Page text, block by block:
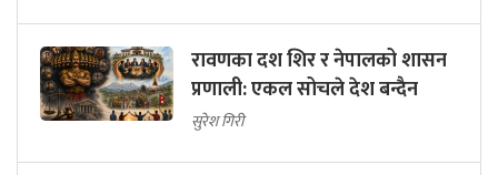
रावणका दश शिर र नेपालको शासन
प्रणाली: एकल सोचले देश बन्दैन
सुरेश गिरी